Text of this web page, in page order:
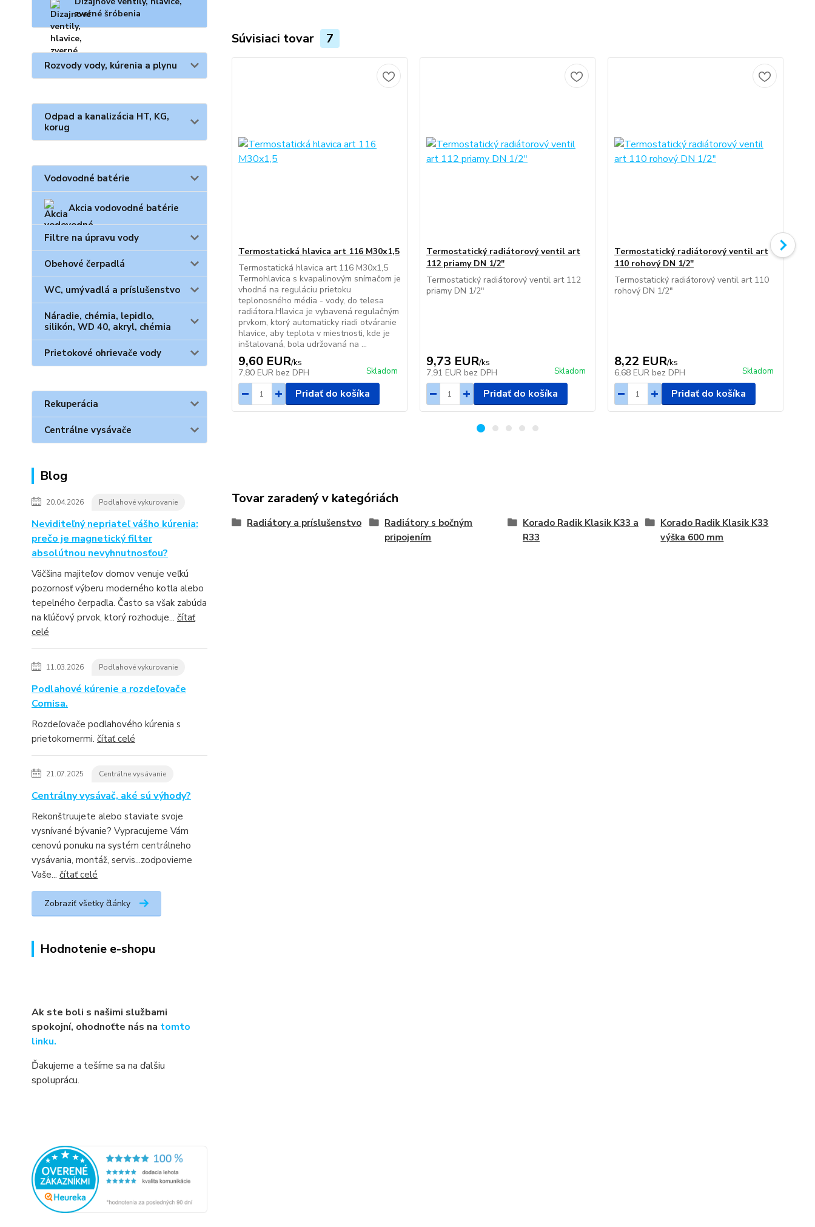
zverné šróbenia
Rozvody vody, kúrenia a plynu
Odpad a kanalizácia HT, KG,
korug
Vodovodné batérie
Akcia vodovodné batérie
Filtre na úpravu vody
Obehové čerpadlá
WC, umývadlá a príslušenstvo
Náradie, chémia, lepidlo,
silikón, WD 40, akryl, chémia
Prietokové ohrievače vody
Rekuperácia
Centrálne vysávače
Blog
20.04.2026 Podlahové vykurovanie
Neviditeľný nepriateľ vášho kúrenia:
prečo je magnetický filter
absolútnou nevyhnutnosťou?
Väčšina majiteľov domov venuje veľkú
pozornosť výberu moderného kotla alebo
tepelného čerpadla. Často sa však zabúda
na kľúčový prvok, ktorý rozhoduje... čítať
celé
11.03.2026 Podlahové vykurovanie
Podlahové kúrenie a rozdeľovače
Comisa.
Rozdeľovače podlahového kúrenia s
prietokomermi. čítať celé
21.07.2025 Centrálne vysávanie
Centrálny vysávač, aké sú výhody?
Rekonštruujete alebo staviate svoje
vysnívané bývanie? Vypracujeme Vám
cenovú ponuku na systém centrálneho
vysávania, montáž, servis...zodpovieme
Vaše... čítať celé
Zobraziť všetky články
Hodnotenie e-shopu
Ak ste boli s našimi službami
spokojní, ohodnoťte nás na tomto
linku.
Ďakujeme a tešíme sa na ďalšiu
spoluprácu.
Súvisiaci tovar 7
Termostatická hlavica art 116 M30x1,5
Termostatická hlavica art 116 M30x1,5
Termohlavica s kvapalinovým snímačom je
vhodná na reguláciu prietoku
teplonosného média - vody, do telesa
radiátora.Hlavica je vybavená regulačným
prvkom, ktorý automaticky riadi otváranie
hlavice, aby teplota v miestnosti, kde je
inštalovaná, bola udržovaná na ...
9,60 EUR/ks
7,80 EUR bez DPH Skladom
Pridať do košíka
Termostatický radiátorový ventil art
112 priamy DN 1/2"
Termostatický radiátorový ventil art 112
priamy DN 1/2"
9,73 EUR/ks
7,91 EUR bez DPH Skladom
Pridať do košíka
Termostatický radiátorový ventil art
110 rohový DN 1/2"
Termostatický radiátorový ventil art 110
rohový DN 1/2"
8,22 EUR/ks
6,68 EUR bez DPH Skladom
Pridať do košíka
Tovar zaradený v kategóriách
Radiátory a príslušenstvo
Radiátory s bočným
pripojením
Korado Radik Klasik K33 a
R33
Korado Radik Klasik K33
výška 600 mm